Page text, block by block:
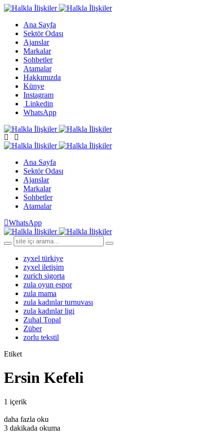
Ana Sayfa
Sektör Odası
Ajanslar
Markalar
Sohbetler
Atamalar
Hakkımızda
Künye
Instagram
Linkedin
WhatsApp
Ana Sayfa
Sektör Odası
Ajanslar
Markalar
Sohbetler
Atamalar
WhatsApp
zyxel türkiye
zyxel iletişim
zurich sigorta
zula oyun espor
zula mama
zula kadınlar turnuvası
zula kadınlar ligi
Zuhal Topal
Züber
zorlu tekstil
Etiket
Ersin Kefeli
1 içerik
daha fazla oku
3 dakikada okuma